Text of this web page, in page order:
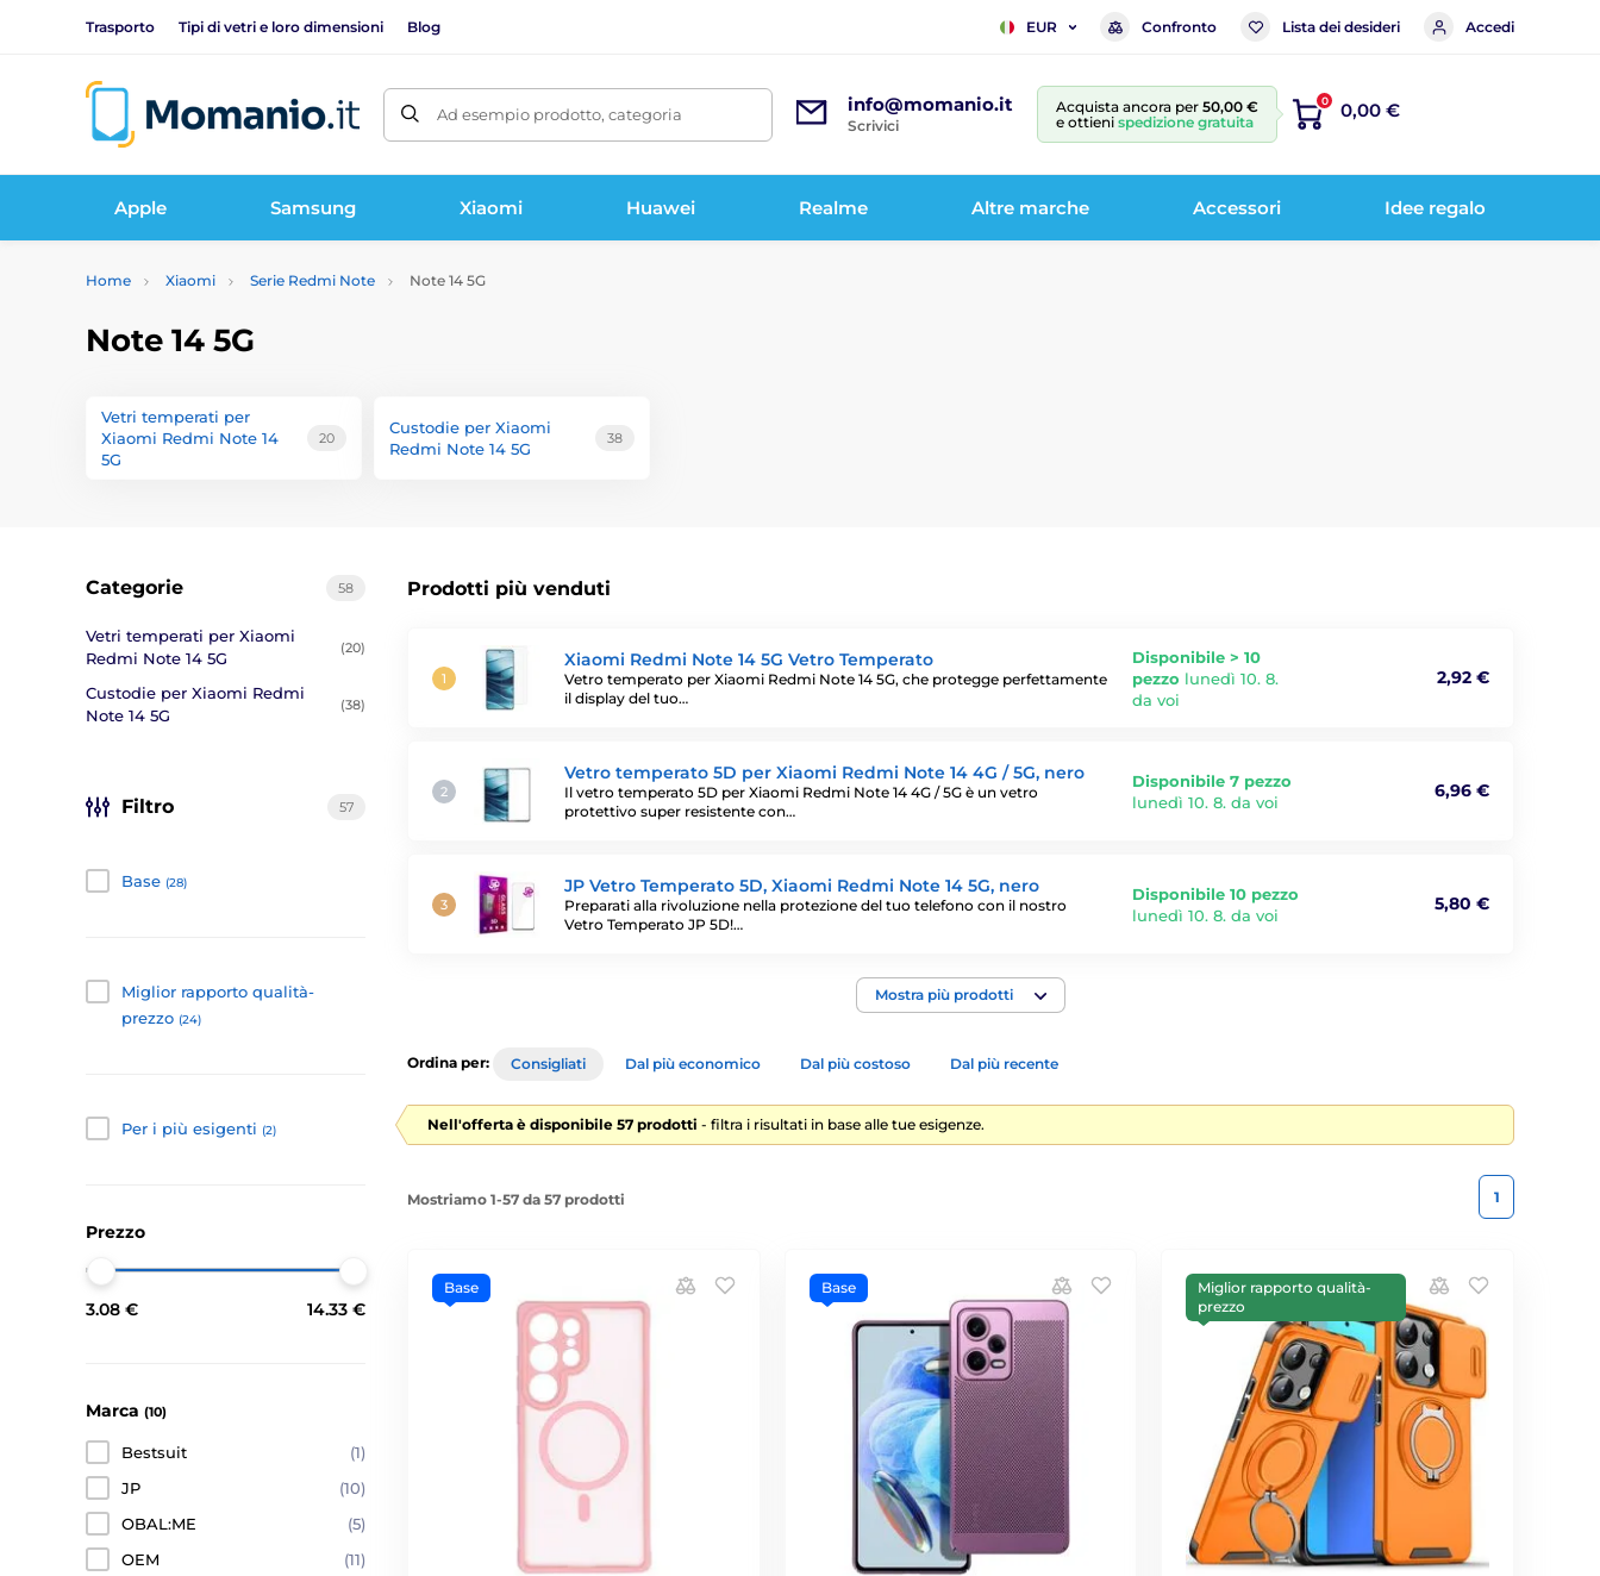
Trasporto Tipi di vetri e loro dimensioni Blog EUR Confronto Lista dei desideri Accedi
Ad esempio prodotto, categoria info@momanio.it
Scrivici
Acquista ancora per 50,00 €
e ottieni spedizione gratuita
0 0,00 €
Apple Samsung Xiaomi Huawei Realme Altre marche Accessori Idee regalo
Home Xiaomi Serie Redmi Note Note 14 5G
Note 14 5G
Vetri temperati per
Xiaomi Redmi Note 14
5G
20
Custodie per Xiaomi
Redmi Note 14 5G
38
Prodotti più venduti
Xiaomi Redmi Note 14 5G Vetro Temperato
Vetro temperato per Xiaomi Redmi Note 14 5G, che protegge perfettamente
il display del tuo…
Disponibile > 10
pezzo lunedì 10. 8.
da voi
2,92 €
Vetro temperato 5D per Xiaomi Redmi Note 14 4G / 5G, nero
Il vetro temperato 5D per Xiaomi Redmi Note 14 4G / 5G è un vetro
protettivo super resistente con…
Disponibile 7 pezzo
lunedì 10. 8. da voi
6,96 €
JP Vetro Temperato 5D, Xiaomi Redmi Note 14 5G, nero
Preparati alla rivoluzione nella protezione del tuo telefono con il nostro
Vetro Temperato JP 5D!…
Disponibile 10 pezzo
lunedì 10. 8. da voi
5,80 €
Mostra più prodotti
58
Categorie
Vetri temperati per Xiaomi
Redmi Note 14 5G
(20)
Custodie per Xiaomi Redmi
Note 14 5G
(38)
Filtro 57
Base (28)
Miglior rapporto qualità-
prezzo (24)
Per i più esigenti (2)
Prezzo
3.08 € 14.33 €
Marca (10)
Bestsuit
(1)
JP
(10)
OBAL:ME
(5)
OEM
(11)
Ordina per: Consigliati Dal più economico Dal più costoso Dal più recente
Nell'offerta è disponibile 57 prodotti - filtra i risultati in base alle tue esigenze.
Mostriamo 1-57 da 57 prodotti 1
Base Base
Miglior rapporto qualità-
prezzo